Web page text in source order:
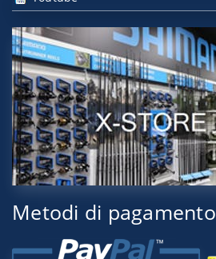
Metodi di pagamento